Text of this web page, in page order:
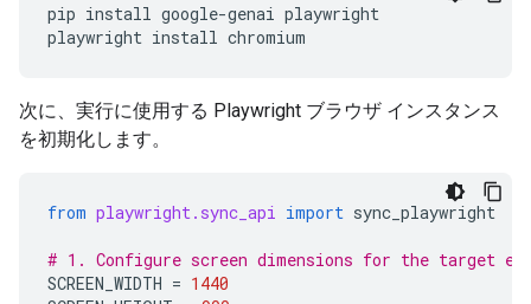
pip install google-genai playwright
playwright install
次に、実行に使用する Playwright ブラウザ インスタンス
を初期化します。
from playwright.sync_api import sync_playwright
# 1. Configure screen dimensions for the target
SCREEN_WIDTH = 1440